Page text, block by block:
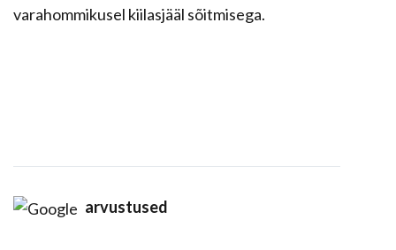
varahommikusel kiilasjääl sõitmisega.
arvustused